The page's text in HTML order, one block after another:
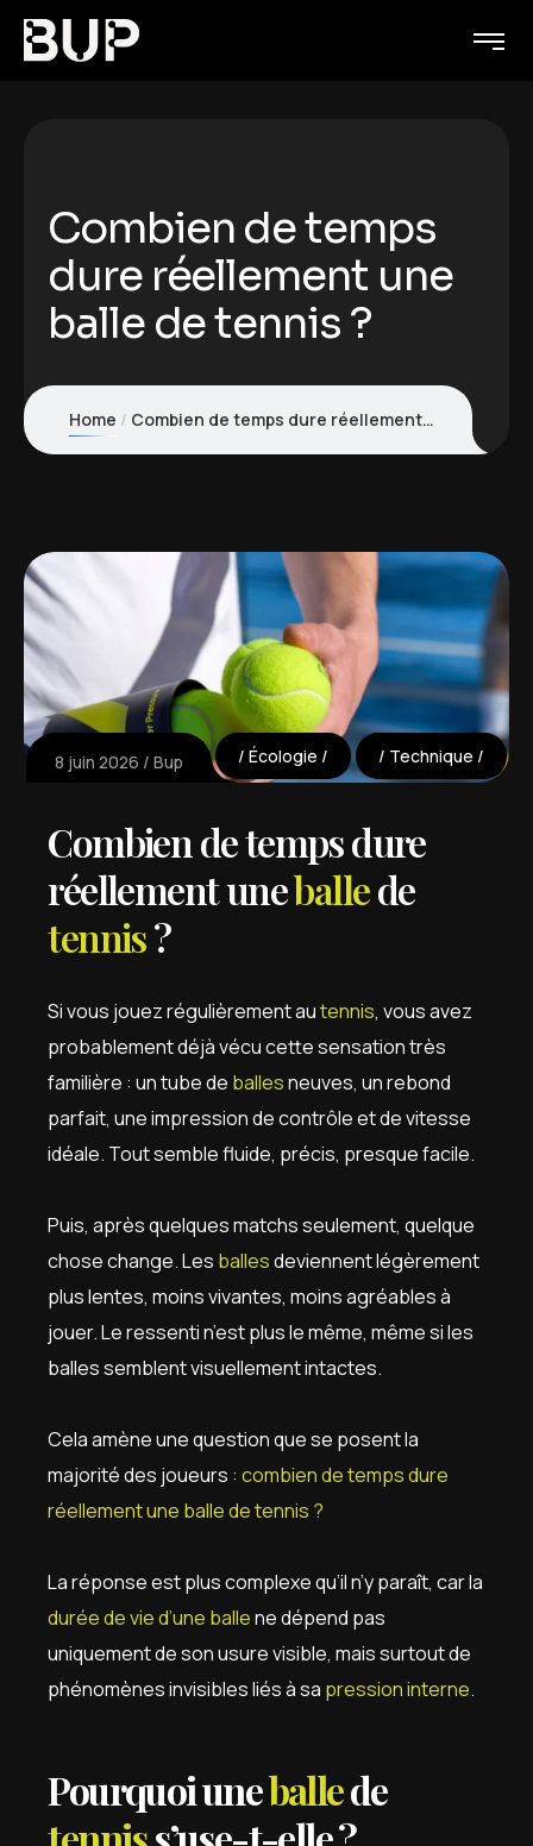
Combien de temps
dure réellement une
balle de tennis ?
Home Combien de temps dure réellement une balle de tennis ?
8 juin 2026 Bup Écologie Technique
Combien de temps dure
réellement uneballede
tennis?
Si vous jouez régulièrement autennis, vous avez
probablement déjà vécu cette sensation très
familière : un tube de ballesneuves, un rebond
parfait, une impression de contrôle et de vitesse
idéale. Tout semble fluide, précis, presque facile.
Puis, après quelques matchs seulement, quelque
chose change. Les ballesdeviennent légèrement
plus lentes, moins vivantes, moins agréables à
jouer. Le ressenti n’est plus le même, même si les
balles semblent visuellement intactes.
Cela amène une question que se posent la
majorité des joueurs :combien de temps dure
réellement une balle de tennis ?
La réponse est plus complexe qu’il n’y paraît, car la
durée de vie d’une ballene dépend pas
uniquement de son usure visible, mais surtout de
phénomènes invisibles liés à sa pression interne.
Pourquoi uneballede